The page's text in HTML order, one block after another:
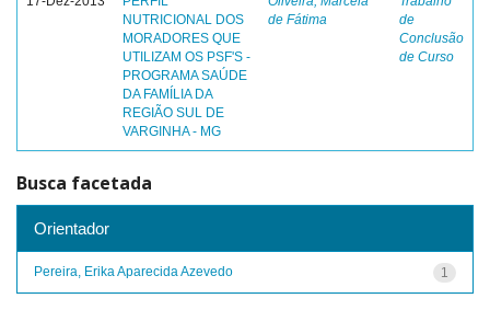
NUTRICIONAL DOS
MORADORES QUE
UTILIZAM OS PSF'S -
PROGRAMA SAÚDE
DA FAMÍLIA DA
REGIÃO SUL DE
VARGINHA - MG
de Fátima
de
Conclusão
de Curso
Busca facetada
Orientador
1
Pereira, Erika Aparecida Azevedo